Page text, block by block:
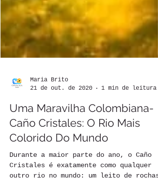
Maria Brito
21 de out. de 2020
1 min de leitura